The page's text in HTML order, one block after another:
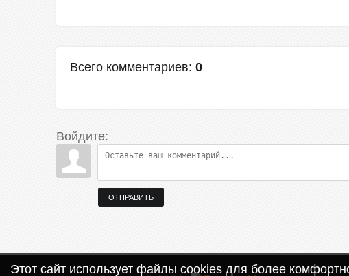
Всего комментариев: 0
Войдите:
ОТПРАВИТЬ
Этот сайт использует файлы cookies для более